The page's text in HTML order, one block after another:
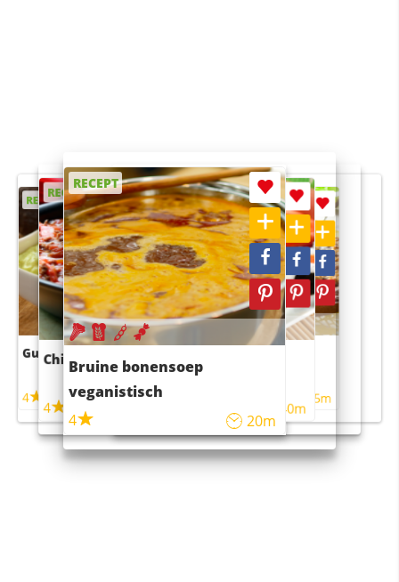
RECEPT
Guacamole
4
RECEPT
Chili con carne
4
RECEPT
Bruine bonensoep
veganistisch
4
20m
RECEPT
Sushi rijstsalade
maaltijdsalade
40m
RECEPT
4 55m